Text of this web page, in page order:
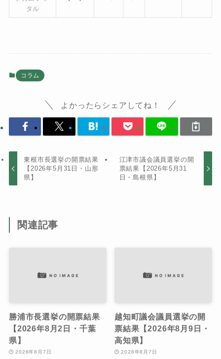
タル
コラム
よかったらシェアしてね！
東根市長選挙の開票結果
【2026年5月31日・山形
県】
江津市議会議員選挙の開
票結果【2026年5月31
日・島根県】
関連記事
勝浦市長選挙の開票結果
【2026年8月2日・千葉
県】
2026年8月7日
越知町議会議員選挙の開
票結果【2026年8月9日・
高知県】
2026年8月7日